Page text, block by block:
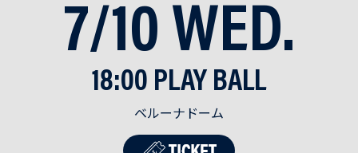
7/10 WED.
18:00 PLAY BALL
ベルーナドーム